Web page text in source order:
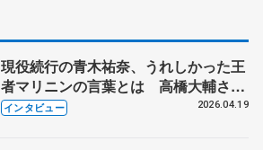
現役続行の青木祐奈、うれしかった王
者マリニンの言葉とは 高橋大輔さん
プロデュース「滑走屋」秘話も
インタビュー 2026.04.19